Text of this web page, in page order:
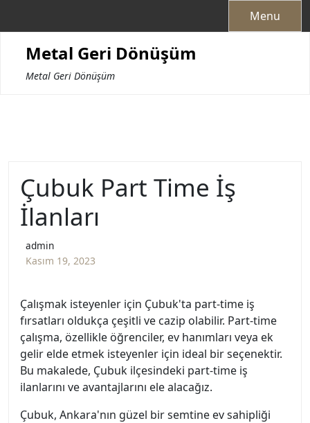
Menu
Metal Geri Dönüşüm
Metal Geri Dönüşüm
Çubuk Part Time İş
İlanları
admin
Kasım 19, 2023
Çalışmak isteyenler için Çubuk'ta part-time iş
fırsatları oldukça çeşitli ve cazip olabilir. Part-time
çalışma, özellikle öğrenciler, ev hanımları veya ek
gelir elde etmek isteyenler için ideal bir seçenektir.
Bu makalede, Çubuk ilçesindeki part-time iş
ilanlarını ve avantajlarını ele alacağız.
Çubuk, Ankara'nın güzel bir semtine ev sahipliği